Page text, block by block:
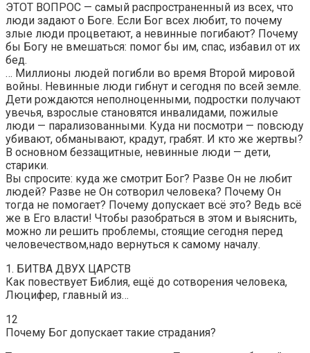
ЭТОТ ВОПРОС — самый распространенный из всех, что
люди задают о Боге. Если Бог всех любит, то почему
злые люди процветают, а невинные погибают? Почему
бы Богу не вмешаться: помог бы им, спас, избавил от их
бед.
… Миллионы людей погибли во время Второй мировой
войны. Невинные люди гибнут и сегодня по всей земле.
Дети рождаются неполноценными, подростки получают
увечья, взрослые становятся инвалидами, пожилые
люди — парализованными. Куда ни посмотри — повсюду
убивают, обманывают, крадут, грабят. И кто же жертвы?
В основном беззащитные, невинные люди — дети,
старики.
Вы спросите: куда же смотрит Бог? Разве Он не любит
людей? Разве не Он сотворил человека? Почему Он
тогда не помогает? Почему допускает всё это? Ведь всё
же в Его власти! Чтобы разобраться в этом и выяснить,
можно ли решить проблемы, стоящие сегодня перед
человечеством,надо вернуться к самому началу.
1. БИТВА ДВУХ ЦАРСТВ
Как повествует Библия, ещё до сотворения человека,
Люцифер, главный из…
12
Почему Бог допускает такие страдания?